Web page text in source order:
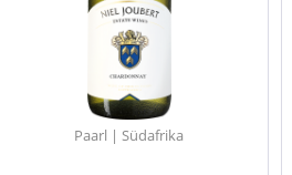
Paarl | Südafrika